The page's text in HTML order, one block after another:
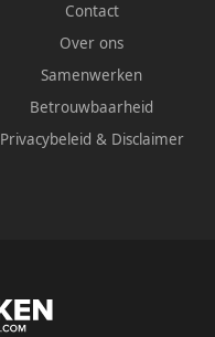
Contact
Over ons
Samenwerken
Betrouwbaarheid
Privacybeleid & Disclaimer